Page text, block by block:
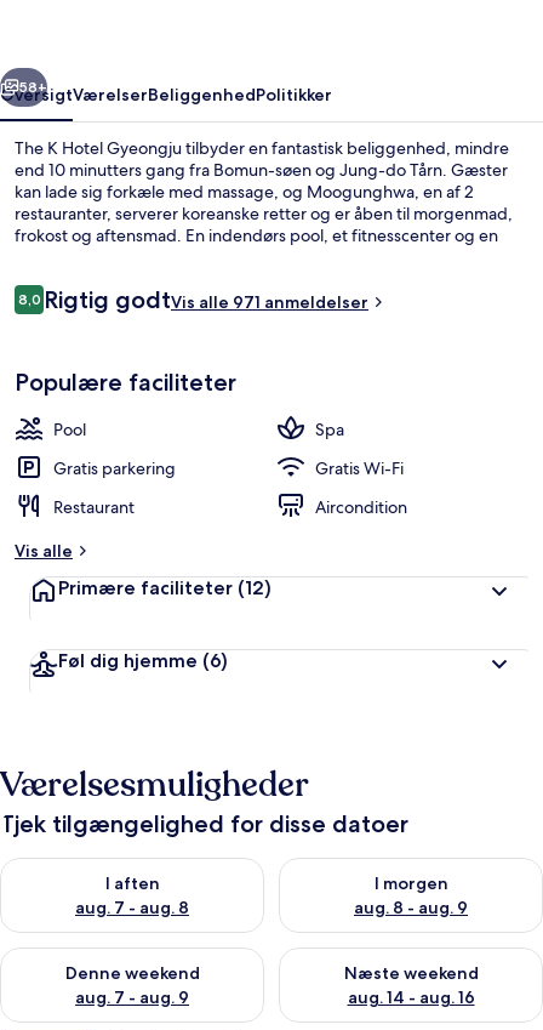
Næste
58+
OversigtVærelserBeliggenhedPolitikker
The K Hotel Gyeongju tilbyder en fantastisk beliggenhed, mindre
end 10 minutters gang fra Bomun-søen og Jung-do Tårn. Gæster
kan lade sig forkæle med massage, og Moogunghwa, en af 2
restauranter, serverer koreanske retter og er åben til morgenmad,
frokost og aftensmad. En indendørs pool, et fitnesscenter og en
Anmeldelser
8,08,0 ud af 10.
Rigtig godtVis alle 971 anmeldelser
Populære faciliteter
Pool
Spa
Gratis parkering
Gratis Wi-Fi
Restaurant
Aircondition
Vis alle
Primære faciliteter (12)
Føl dig hjemme (6)
Værelsesmuligheder
Tjek tilgængelighed for disse datoer
I aften
aug. 7 - aug. 8
Tjek tilgængelighed for i aften aug. 7 - aug. 8
I morgen
aug. 8 - aug. 9
Tjek tilgængelighed for i
Denne weekend
aug. 7 - aug. 9
Tjek tilgængelighed for denne weekend aug. 7 - aug. 9
Næste weekend
aug. 14 - aug. 16
Tjek tilgængelighed for næste